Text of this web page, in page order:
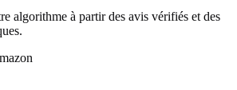
algorithme à partir des avis vérifiés et des